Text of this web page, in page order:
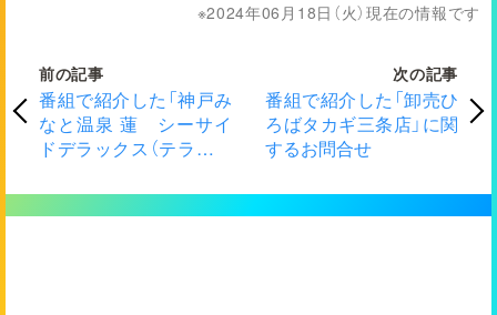
2024年06月18日（火）現在の情報です
前の記事
番組で紹介した「神戸み
なと温泉 蓮 シーサイ
ドデラックス（テラス付
室）1泊2食付きペアチケ
ット」プレゼント応募方
次の記事
番組で紹介した「卸売ひ
ろばタカギ三条店」に関
するお問合せ